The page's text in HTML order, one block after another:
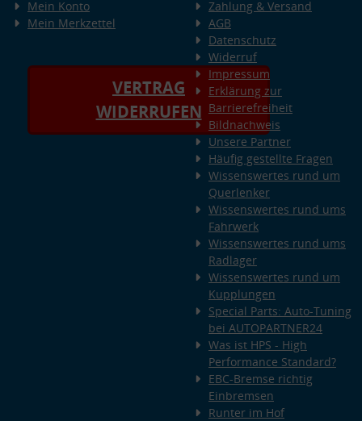
Mein Konto
Mein Merkzettel
VERTRAG
WIDERRUFEN
Zahlung & Versand
AGB
Datenschutz
Widerruf
Impressum
Erklärung zur
Barrierefreiheit
Bildnachweis
Unsere Partner
Häufig gestellte Fragen
Wissenswertes rund um
Querlenker
Wissenswertes rund ums
Fahrwerk
Wissenswertes rund ums
Radlager
Wissenswertes rund um
Kupplungen
Special Parts: Auto-Tuning
bei AUTOPARTNER24
Was ist HPS - High
Performance Standard?
EBC-Bremse richtig
Einbremsen
Runter im Hof